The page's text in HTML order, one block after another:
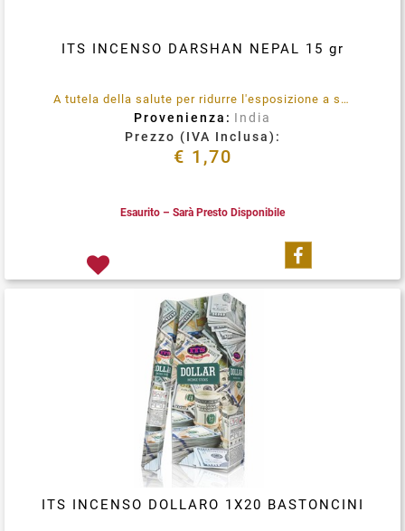
ITS INCENSO DARSHAN NEPAL 15 gr
A tutela della salute per ridurre l'esposizione a sostanze emesse durante la combustione (quali benzene e toluene) utilizzare in locali opportunamente ventilati, in maniera assolutamente saltuaria.
Provenienza: India
Prezzo (IVA Inclusa):
€ 1,70
Esaurito – Sarà Presto Disponibile
Condividi su
ITS INCENSO DOLLARO 1X20 BASTONCINI